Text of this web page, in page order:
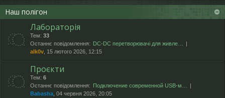
Наш полігон
Лабораторія
Тем: 33
Останнє повідомлення:
DC-DC перетворювачі для живле…
alk0v , 15 лютого 2026, 12:15
Проєкти
Тем: 6
Останнє повідомлення:
Подключение современной USB-м…
Babasha , 04 червня 2026, 20:05